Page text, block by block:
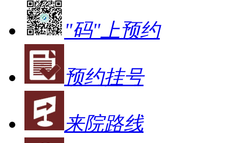
"码"上预约
预约挂号
来院路线